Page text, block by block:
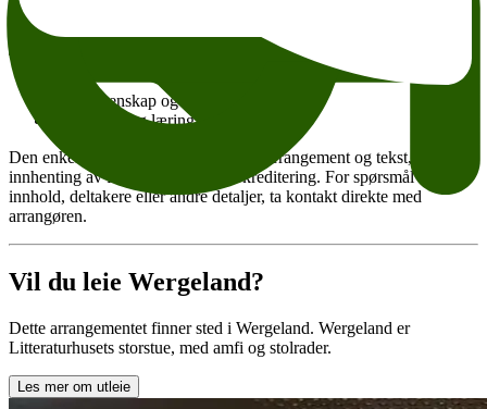
Om tilgjengelighet
Tema:
Naturvitenskap og teknologi
Utdanning og læring
Den enkelte arrangør er ansvarlig for arrangement og tekst,
innhenting av fototillatelse og fotokreditering. For spørsmål om
innhold, deltakere eller andre detaljer, ta kontakt direkte med
arrangøren.
Vil du leie Wergeland?
Dette arrangementet finner sted i Wergeland. Wergeland er
Litteraturhusets storstue, med amfi og stolrader.
Les mer om utleie